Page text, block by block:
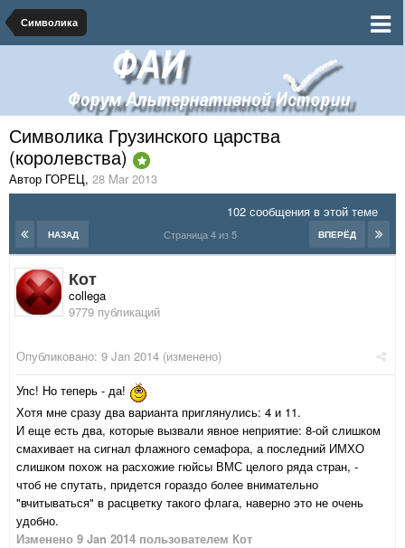
Символика
Символика Грузинского царства
(королевства)
Автор ГОРЕЦ, 28 Mar 2013
102 сообщения в этой теме
НАЗАД ВПЕРЁД
Страница 4 из 5
Кот
collega
9779 публикаций
Опубликовано: 9 Jan 2014 (изменено)
Упс! Но теперь - да!
Хотя мне сразу два варианта приглянулись: 4 и 11.
И еще есть два, которые вызвали явное неприятие: 8-ой слишком
смахивает на сигнал флажного семафора, а последний ИМХО
слишком похож на расхожие гюйсы ВМС целого ряда стран, -
чтоб не спутать, придется гораздо более внимательно
"вчитываться" в расцветку такого флага, наверно это не очень
удобно.
Изменено 9 Jan 2014 пользователем Кот